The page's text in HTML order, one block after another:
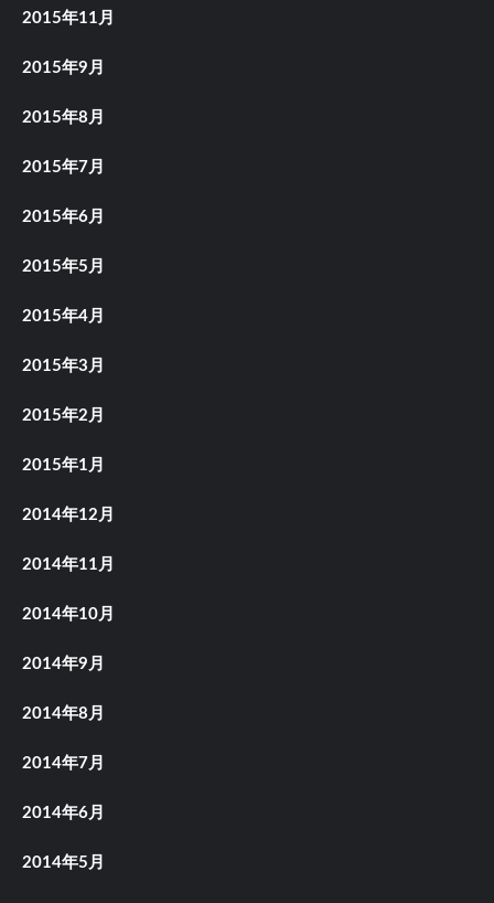
2015年11月
2015年9月
2015年8月
2015年7月
2015年6月
2015年5月
2015年4月
2015年3月
2015年2月
2015年1月
2014年12月
2014年11月
2014年10月
2014年9月
2014年8月
2014年7月
2014年6月
2014年5月